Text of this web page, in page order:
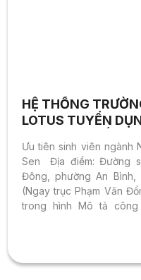
HỆ THỐNG
LOTUS TUYỂN
Ưu tiên sinh viên ngành
Sen Địa điểm: Đường
Đông, phường An Bình,
(Ngay trục Phạm Văn
trong hình Mô tả công
Website: https://
Facebook: https://
Gửi CV đến: